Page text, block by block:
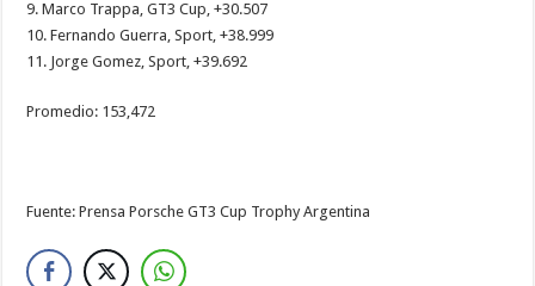
9. Marco Trappa, GT3 Cup, +30.507
10. Fernando Guerra, Sport, +38.999
11. Jorge Gomez, Sport, +39.692
Promedio: 153,472
Fuente: Prensa Porsche GT3 Cup Trophy Argentina